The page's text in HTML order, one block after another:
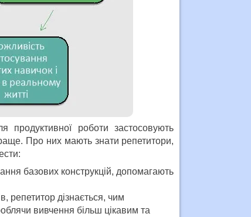
роботи застосовують
Про них мають знати репетитори,
базових конструкцій, допомагають
репетитор дізнається, чим
вивчення більш цікавим та